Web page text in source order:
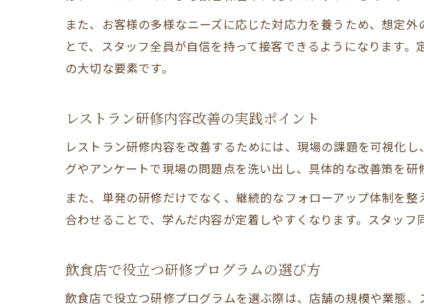
飲食店社
接客力と
レストラ
現場で感
接客力向
飲食店サ
スタッフ
また、お客様の多様なニーズに応じた対応力を養うため、想定
とで、スタッフ全員が自信を持って接客できるようになります
の大切な要素です。
レストラン研修内容改善の実践ポイント
レストラン研修内容を改善するためには、現場の課題を可視化
グやアンケートで現場の問題点を洗い出し、具体的な改善策を研
また、単発の研修だけでなく、継続的なフォローアップ体制を
合わせることで、学んだ内容が定着しやすくなります。スタッ
飲食店で役立つ研修プログラムの選び方
飲食店で役立つ研修プログラムを選ぶ際は、店舗の規模や業態